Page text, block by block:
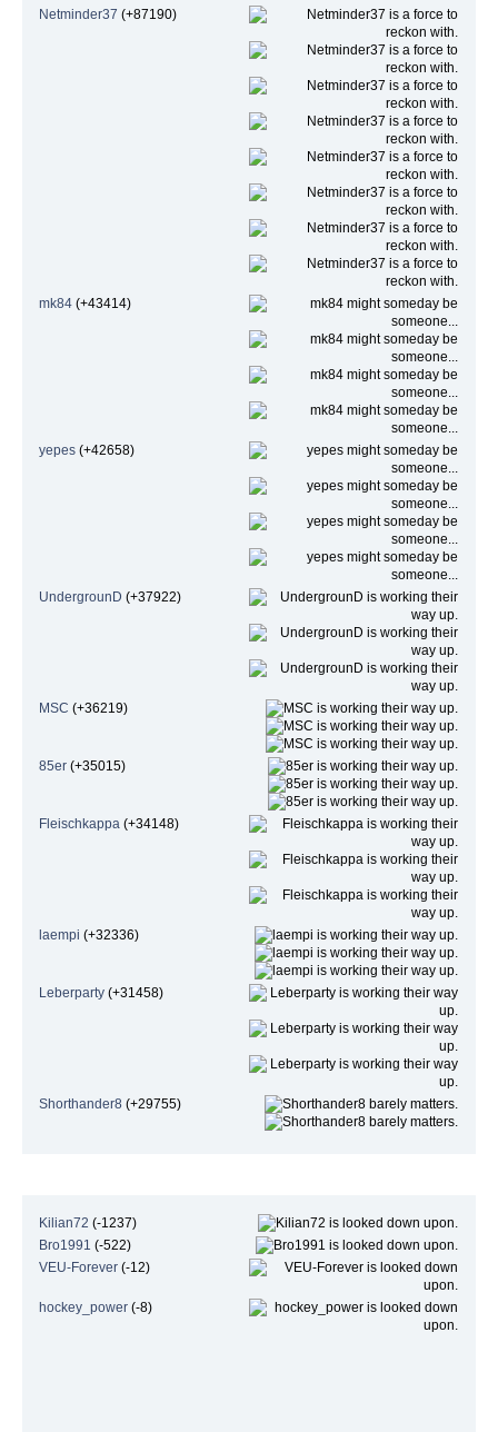
Netminder37 (+87190)
mk84(+43414)
yepes(+42658)
UndergrounD (+37922)
MSC (+36219)
85er(+35015)
Fleischkappa(+34148)
laempi (+32336)
Leberparty(+31458)
Shorthander8 (+29755)
Kilian72 (-1237)
Bro1991 (-522)
VEU-Forever(-12)
hockey_power(-8)